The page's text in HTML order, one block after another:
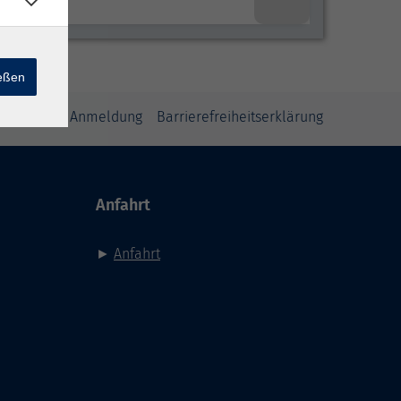
zur Anmeldung Barrierefreiheitserklärung
Anfahrt
► Anfahrt